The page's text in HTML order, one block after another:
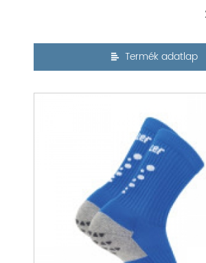
Termék adatlap